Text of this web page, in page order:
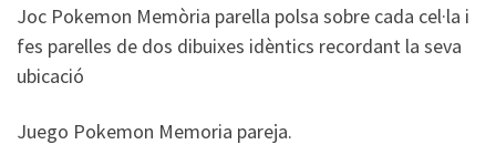
Joc Pokemon Memòria parella polsa sobre cada cel·la i
fes parelles de dos dibuixes idèntics recordant la seva
ubicació
Juego Pokemon Memoria pareja.